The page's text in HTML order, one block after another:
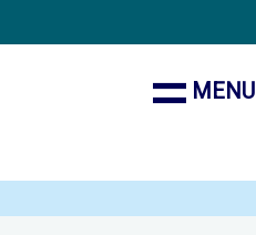
MENU